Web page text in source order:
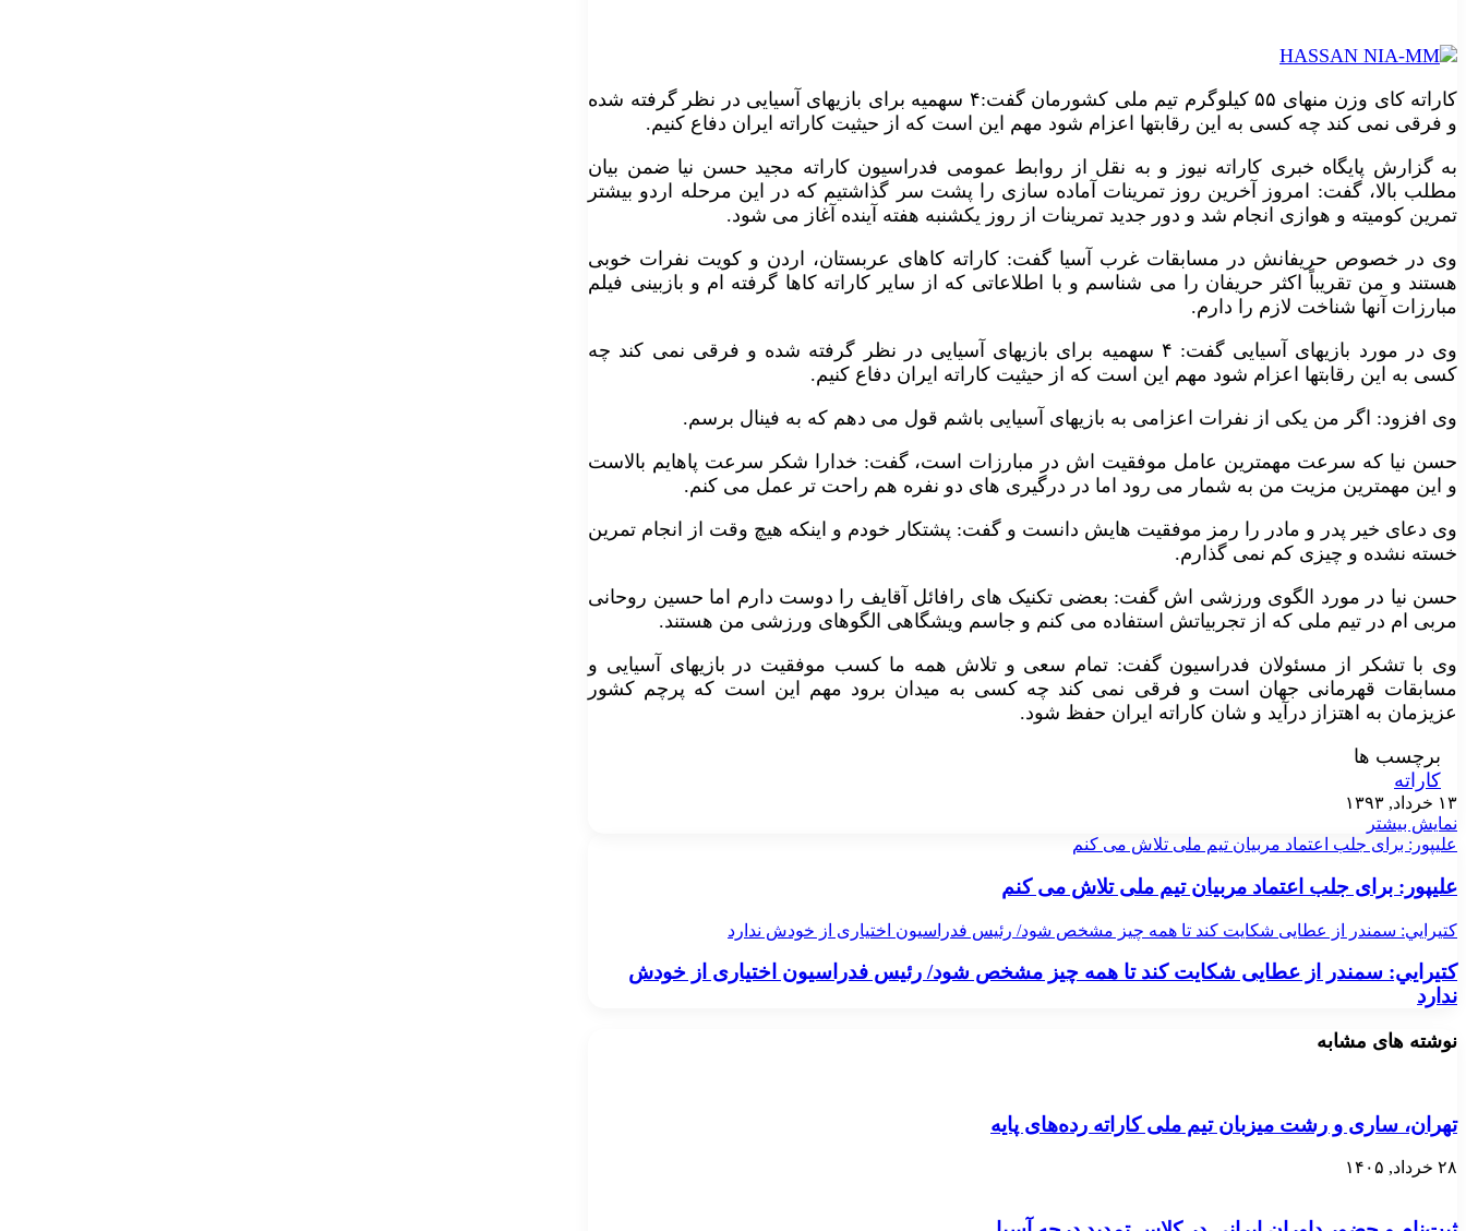
کاراته کای وزن منهای ۵۵ کیلوگرم تیم ملی کشورمان گفت:۴ سهمیه برای بازیهای آسیایی در نظر گرفته شده
و فرقی نمی کند چه کسی به این رقابتها اعزام شود مهم این است که از حیثیت کاراته ایران دفاع کنیم.
به گزارش پایگاه خبری کاراته نیوز و به نقل از روابط عمومی فدراسیون کاراته مجید حسن نیا ضمن بیان
مطلب بالا، گفت: امروز آخرین روز تمرینات آماده سازی را پشت سر گذاشتیم که در این مرحله اردو بیشتر
تمرین کومیته و هوازی انجام شد و دور جدید تمرینات از روز یکشنبه هفته آینده آغاز می شود.
وی در خصوص حریفانش در مسابقات غرب آسیا گفت: کاراته کاهای عربستان، اردن و کویت نفرات خوبی
هستند و من تقریباً اکثر حریفان را می شناسم و با اطلاعاتی که از سایر کاراته کاها گرفته ام و بازبینی فیلم
مبارزات آنها شناخت لازم را دارم.
وی در مورد بازیهای آسیایی گفت: ۴ سهمیه برای بازیهای آسیایی در نظر گرفته شده و فرقی نمی کند چه
کسی به این رقابتها اعزام شود مهم این است که از حیثیت کاراته ایران دفاع کنیم.
وی افزود: اگر من یکی از نفرات اعزامی به بازیهای آسیایی باشم قول می دهم که به فینال برسم.
حسن نیا که سرعت مهمترین عامل موفقیت اش در مبارزات است، گفت: خدارا شکر سرعت پاهایم بالاست
و این مهمترین مزیت من به شمار می رود اما در درگیری های دو نفره هم راحت تر عمل می کنم.
وی دعای خیر پدر و مادر را رمز موفقیت هایش دانست و گفت: پشتکار خودم و اینکه هیچ وقت از انجام تمرین
خسته نشده و چیزی کم نمی گذارم.
حسن نیا در مورد الگوی ورزشی اش گفت: بعضی تکنیک های رافائل آقایف را دوست دارم اما حسین روحانی
مربی ام در تیم ملی که از تجربیاتش استفاده می کنم و جاسم ویشگاهی الگوهای ورزشی من هستند.
وی با تشکر از مسئولان فدراسیون گفت: تمام سعی و تلاش همه ما کسب موفقیت در بازیهای آسیایی و
مسابقات قهرمانی جهان است و فرقی نمی کند چه کسی به میدان برود مهم این است که پرچم کشور
عزیزمان به اهتزاز درآید و شان کاراته ایران حفظ شود.
برچسب ها
کاراته
۱۳ خرداد, ۱۳۹۳
نمایش بیشتر
علیپور: برای جلب اعتماد مربیان تیم ملی تلاش می کنم
علیپور: برای جلب اعتماد مربیان تیم ملی تلاش می کنم
کتيرايي: سمندر از عطایی شکایت کند تا همه چیز مشخص شود/ رئيس فدراسيون اختیاری از خودش ندارد
کتيرايي: سمندر از عطایی شکایت کند تا همه چیز مشخص شود/ رئيس فدراسيون اختیاری از خودش
ندارد
نوشته های مشابه
تهران، ساری و رشت میزبان تیم ملی کاراته رده‌های پایه
۲۸ خرداد, ۱۴۰۵